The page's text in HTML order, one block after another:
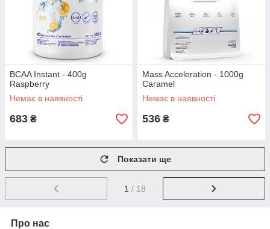
BCAA Instant - 400g
Raspberry
Немає в наявності
683 ₴
Mass Acceleration - 1000g
Caramel
Немає в наявності
536 ₴
Показати ще
1 / 18
Про нас